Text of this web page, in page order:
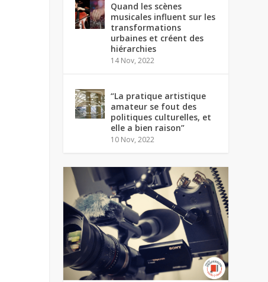
Quand les scènes
musicales influent sur les
transformations
urbaines et créent des
hiérarchies
14 Nov, 2022
“La pratique artistique
amateur se fout des
politiques culturelles, et
elle a bien raison”
10 Nov, 2022